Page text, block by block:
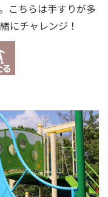
こちらは手すりが多
にチャレンジ！